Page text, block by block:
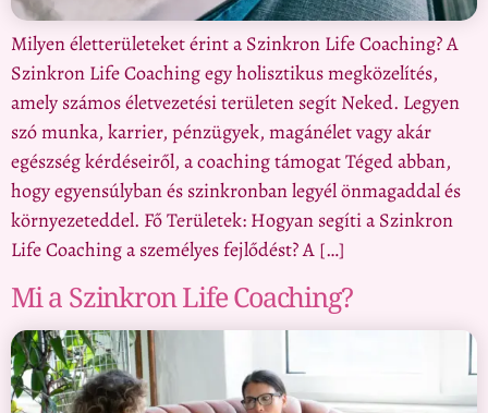
Milyen életterületeket érint a Szinkron Life Coaching? A
Szinkron Life Coaching egy holisztikus megközelítés,
amely számos életvezetési területen segít Neked. Legyen
szó munka, karrier, pénzügyek, magánélet vagy akár
egészség kérdéseiről, a coaching támogat Téged abban,
hogy egyensúlyban és szinkronban legyél önmagaddal és
környezeteddel. Fő Területek: Hogyan segíti a Szinkron
Life Coaching a személyes fejlődést? A […]
Mi a Szinkron Life Coaching?